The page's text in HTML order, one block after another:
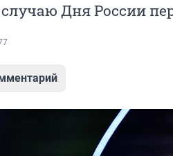
Дня России